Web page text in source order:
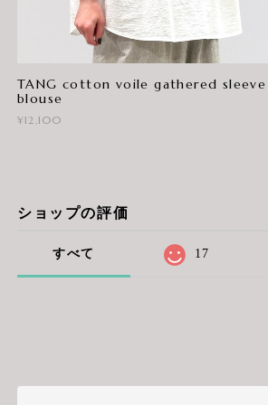
TANG cotton voile gathered sleeve
blouse
¥12,100
ショップの評価
すべて 17